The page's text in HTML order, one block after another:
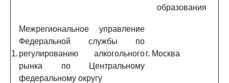
образования
1.
Межрегиональное управление
Федеральной службы по
регулированию алкогольного
рынка по Центральному
федеральному округу
г. Москва